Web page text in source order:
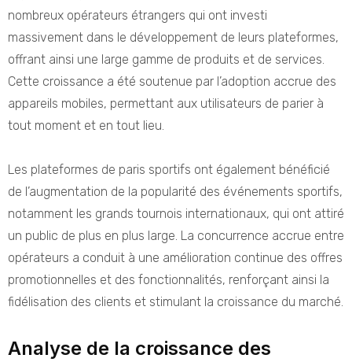
nombreux opérateurs étrangers qui ont investi
massivement dans le développement de leurs plateformes,
offrant ainsi une large gamme de produits et de services.
Cette croissance a été soutenue par l’adoption accrue des
appareils mobiles, permettant aux utilisateurs de parier à
tout moment et en tout lieu.
Les plateformes de paris sportifs ont également bénéficié
de l’augmentation de la popularité des événements sportifs,
notamment les grands tournois internationaux, qui ont attiré
un public de plus en plus large. La concurrence accrue entre
opérateurs a conduit à une amélioration continue des offres
promotionnelles et des fonctionnalités, renforçant ainsi la
fidélisation des clients et stimulant la croissance du marché.
Analyse de la croissance des